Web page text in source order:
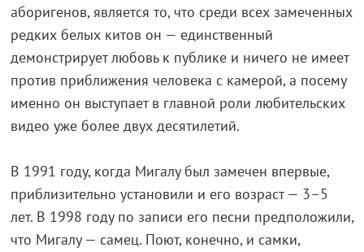
аборигенов, является то, что среди всех замеченных
редких белых китов он — единственный
демонстрирует любовь к публике и ничего не имеет
против приближения человека с камерой, а посему
именно он выступает в главной роли любительских
видео уже более двух десятилетий.
В 1991 году, когда Мигалу был замечен впервые,
приблизительно установили и его возраст — 3–5
лет. В 1998 году по записи его песни предположили,
что Мигалу — самец. Поют, конечно, и самки,